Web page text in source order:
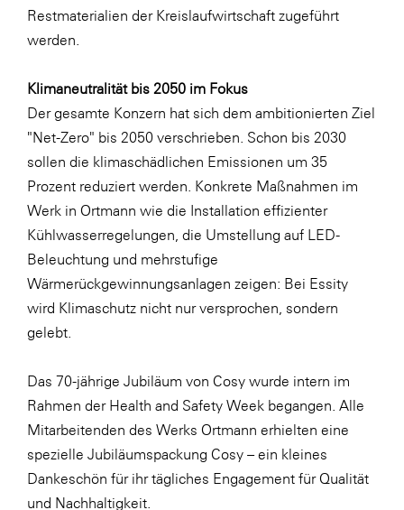
WKS Fachgruppe Finanzdienstleister
Zühlke
Media
Restmaterialien der Kreislaufwirtschaft zugeführt
werden.
Klimaneutralität bis 2050 im Fokus
Der gesamte Konzern hat sich dem ambitionierten Ziel
"Net-Zero" bis 2050 verschrieben. Schon bis 2030
sollen die klimaschädlichen Emissionen um 35
Prozent reduziert werden. Konkrete Maßnahmen im
Werk in Ortmann wie die Installation effizienter
Kühlwasserregelungen, die Umstellung auf LED-
Beleuchtung und mehrstufige
Wärmerückgewinnungsanlagen zeigen: Bei Essity
wird Klimaschutz nicht nur versprochen, sondern
gelebt.
Das 70-jährige Jubiläum von Cosy wurde intern im
Rahmen der Health and Safety Week begangen. Alle
Mitarbeitenden des Werks Ortmann erhielten eine
spezielle Jubiläumspackung Cosy – ein kleines
Dankeschön für ihr tägliches Engagement für Qualität
und Nachhaltigkeit.